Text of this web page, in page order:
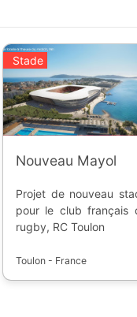
Stade
Nouveau Mayol
Projet de nouveau
pour le club français
rugby, RC Toulon
Toulon - France